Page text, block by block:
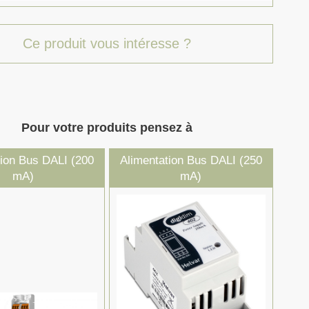
Ce produit vous intéresse ?
Pour votre produits pensez à
Bus DALI (200
mA)
Alimentation Bus DALI (250
mA)